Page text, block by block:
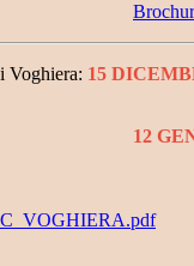
Voghiera: 15